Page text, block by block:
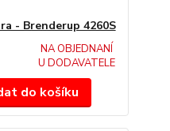
- Brenderup 4260S
NA OBJEDNANÍ
U DODAVATELE
do košíku